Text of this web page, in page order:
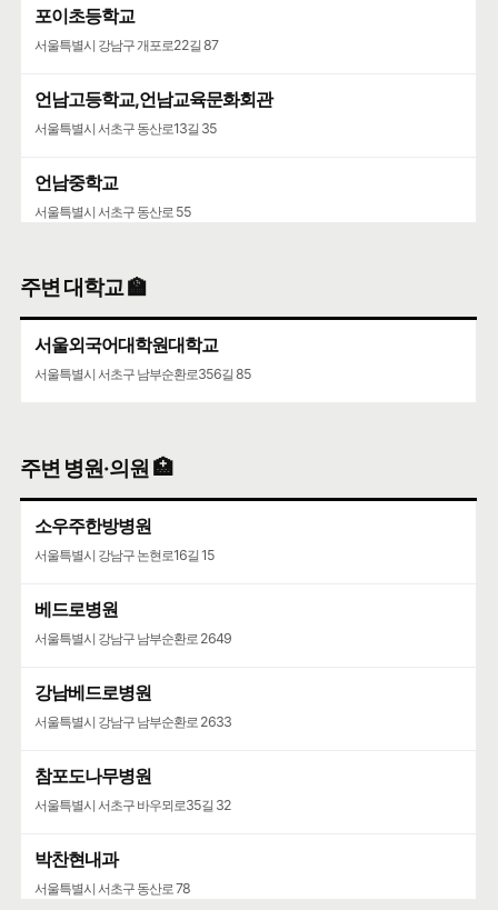
포이초등학교
서울특별시 강남구 개포로22길 87
언남고등학교,언남교육문화회관
서울특별시 서초구 동산로13길 35
언남중학교
서울특별시 서초구 동산로 55
주변 대학교 🏫
서울외국어대학원대학교
서울특별시 서초구 남부순환로356길 85
주변 병원·의원 🏥
소우주한방병원
서울특별시 강남구 논현로16길 15
베드로병원
서울특별시 강남구 남부순환로 2649
강남베드로병원
서울특별시 강남구 남부순환로 2633
참포도나무병원
서울특별시 서초구 바우뫼로35길 32
박찬현내과
서울특별시 서초구 동산로 78